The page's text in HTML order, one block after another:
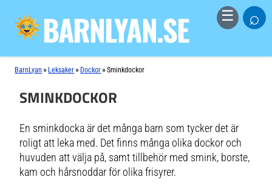
BARNLYAN.SE ☰ ⌕
BarnLyan » Leksaker » Dockor »Sminkdockor
SMINKDOCKOR
En sminkdocka är det många barn som tycker det är
roligt att leka med. Det finns många olika dockor och
huvuden att välja på, samt tillbehör med smink, borste,
kam och hårsnoddar för olika frisyrer.